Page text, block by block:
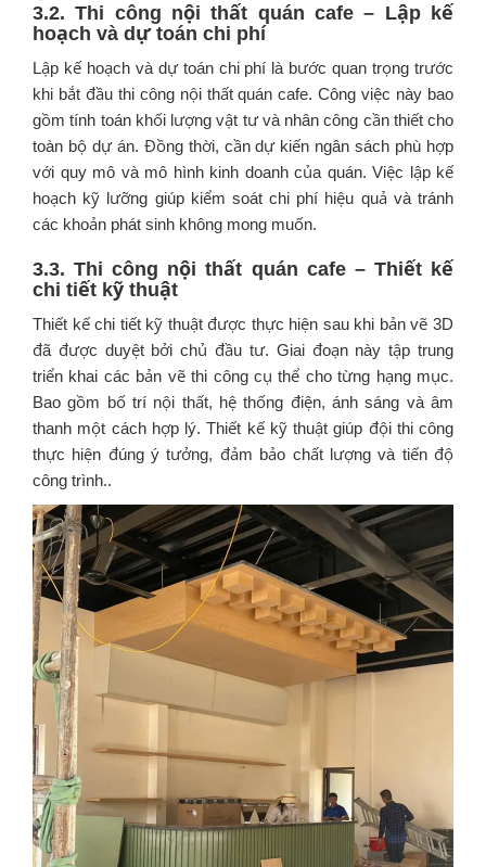
3.2. Thi công nội thất quán cafe – Lập kế
hoạch và dự toán chi phí
Lập kế hoạch và dự toán chi phí là bước quan trọng trước
khi bắt đầu thi công nội thất quán cafe. Công việc này bao
gồm tính toán khối lượng vật tư và nhân công cần thiết cho
toàn bộ dự án. Đồng thời, cần dự kiến ngân sách phù hợp
với quy mô và mô hình kinh doanh của quán. Việc lập kế
hoạch kỹ lưỡng giúp kiểm soát chi phí hiệu quả và tránh
các khoản phát sinh không mong muốn.
3.3. Thi công nội thất quán cafe – Thiết kế
chi tiết kỹ thuật
Thiết kế chi tiết kỹ thuật được thực hiện sau khi bản vẽ 3D
đã được duyệt bởi chủ đầu tư. Giai đoạn này tập trung
triển khai các bản vẽ thi công cụ thể cho từng hạng mục.
Bao gồm bố trí nội thất, hệ thống điện, ánh sáng và âm
thanh một cách hợp lý. Thiết kế kỹ thuật giúp đội thi công
thực hiện đúng ý tưởng, đảm bảo chất lượng và tiến độ
công trình..